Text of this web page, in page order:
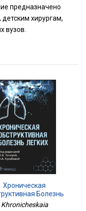
предназначено
хирургам,
вузов.
Хроническая
Болезнь
Легких
Khronicheskaia